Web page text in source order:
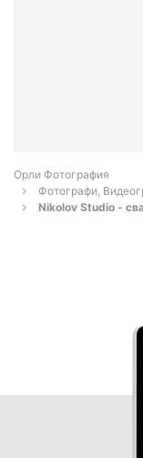
Орли Фотография
Фотографи,
Nikolov Studio -